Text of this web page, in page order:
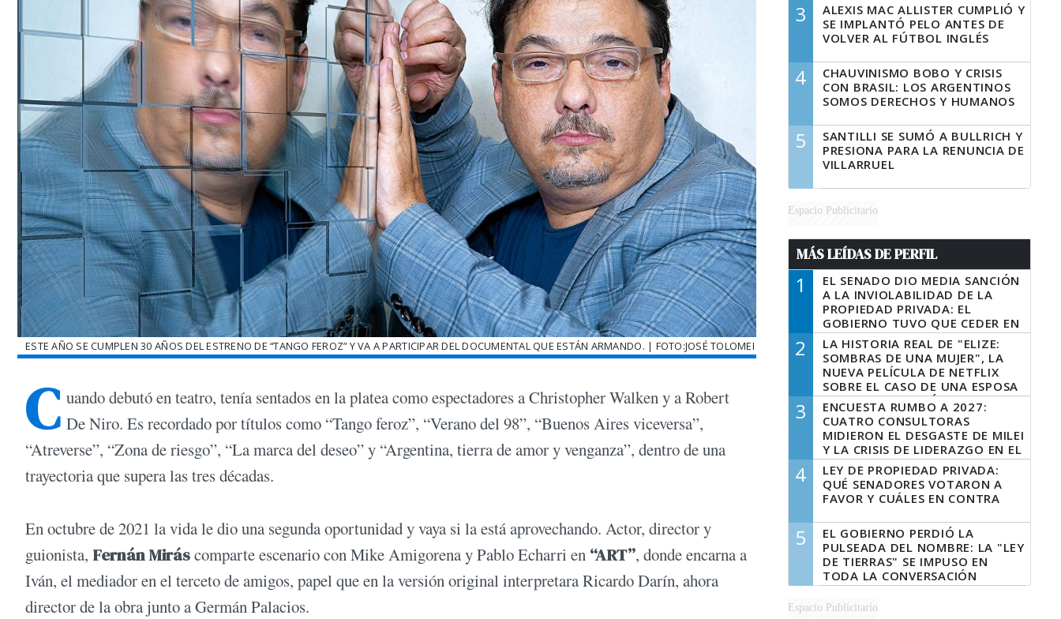
ESTE AÑO SE CUMPLEN 30 AÑOS DEL ESTRENO DE “TANGO FEROZ” Y VA A PARTICIPAR DEL DOCUMENTAL QUE ESTÁN ARMANDO. | FOTO:JOSÉ TOLOMEI
C uando debutó en teatro, tenía sentados en la platea como espectadores a Christopher Walken y a Robert
De Niro. Es recordado por títulos como “Tango feroz”, “Verano del 98”, “Buenos Aires viceversa”,
“Atreverse”, “Zona de riesgo”, “La marca del deseo” y “Argentina, tierra de amor y venganza”, dentro de una
trayectoria que supera las tres décadas.
En octubre de 2021 la vida le dio una segunda oportunidad y vaya si la está aprovechando. Actor, director y
guionista, Fernán Miráscomparte escenario con Mike Amigorena y Pablo Echarri en “ART”, donde encarna a
Iván, el mediador en el terceto de amigos, papel que en la versión original interpretara Ricardo Darín, ahora
director de la obra junto a Germán Palacios.
3
ALEXIS MAC ALLISTER CUMPLIÓ Y
SE IMPLANTÓ PELO ANTES DE
VOLVER AL FÚTBOL INGLÉS
4
CHAUVINISMO BOBO Y CRISIS
CON BRASIL: LOS ARGENTINOS
SOMOS DERECHOS Y HUMANOS
5
SANTILLI SE SUMÓ A BULLRICH Y
PRESIONA PARA LA RENUNCIA DE
VILLARRUEL
Espacio Publicitario
MÁS LEÍDAS DE PERFIL
1
EL SENADO DIO MEDIA SANCIÓN
A LA INVIOLABILIDAD DE LA
PROPIEDAD PRIVADA: EL
GOBIERNO TUVO QUE CEDER EN
LA LEY DEL MANEJO DEL FUEGO
2
LA HISTORIA REAL DE "ELIZE:
SOMBRAS DE UNA MUJER", LA
NUEVA PELÍCULA DE NETFLIX
SOBRE EL CASO DE UNA ESPOSA
QUE DESCUARTIZÓ A SU
MARIDO
3
ENCUESTA RUMBO A 2027:
CUATRO CONSULTORAS
MIDIERON EL DESGASTE DE MILEI
Y LA CRISIS DE LIDERAZGO EN EL
PERONISMO
4
LEY DE PROPIEDAD PRIVADA:
QUÉ SENADORES VOTARON A
FAVOR Y CUÁLES EN CONTRA
5
EL GOBIERNO PERDIÓ LA
PULSEADA DEL NOMBRE: LA "LEY
DE TIERRAS" SE IMPUSO EN
TODA LA CONVERSACIÓN
DIGITAL
Espacio Publicitario